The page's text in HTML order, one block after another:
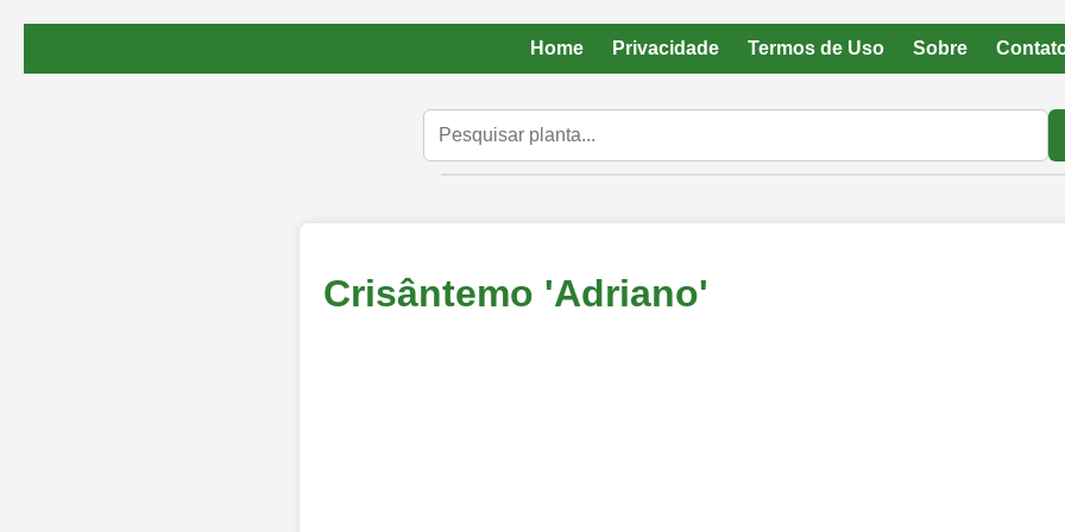
Home Privacidade Termos de Uso Sobre
Crisântemo 'Adriano'